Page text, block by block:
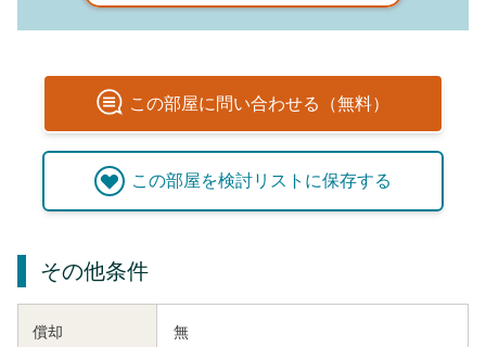
この部屋に問い合わせる（無料）
この部屋を検討リストに保存する
その他条件
償却 無